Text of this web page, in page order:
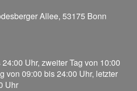
Allee, 53175 Bonn
Uhr, zweiter Tag von 10:00
von 09:00 bis 24:00 Uhr, letzter
Uhr